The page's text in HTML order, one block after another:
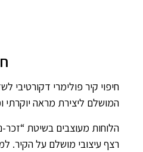
חיפוי קיר פולימרי דקורטיבי
המושלם ליצירת מראה יוקרתי
הלוחות מעוצבים בשיטת
רצף עיצובי מושלם על הקיר.